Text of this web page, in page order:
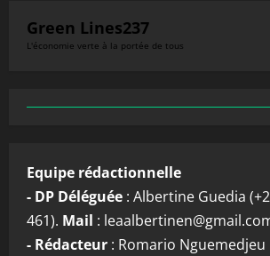
Green Lines237
L'économie verte à la portée de tous
Equipe rédactionnelle
- DP Déléguée : Albertine Guedia
461). Mail :
- Rédacteur : Romario Nguemedjeu